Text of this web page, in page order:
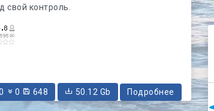
свой контроль.
0 648 50.12 Gb Подробнее